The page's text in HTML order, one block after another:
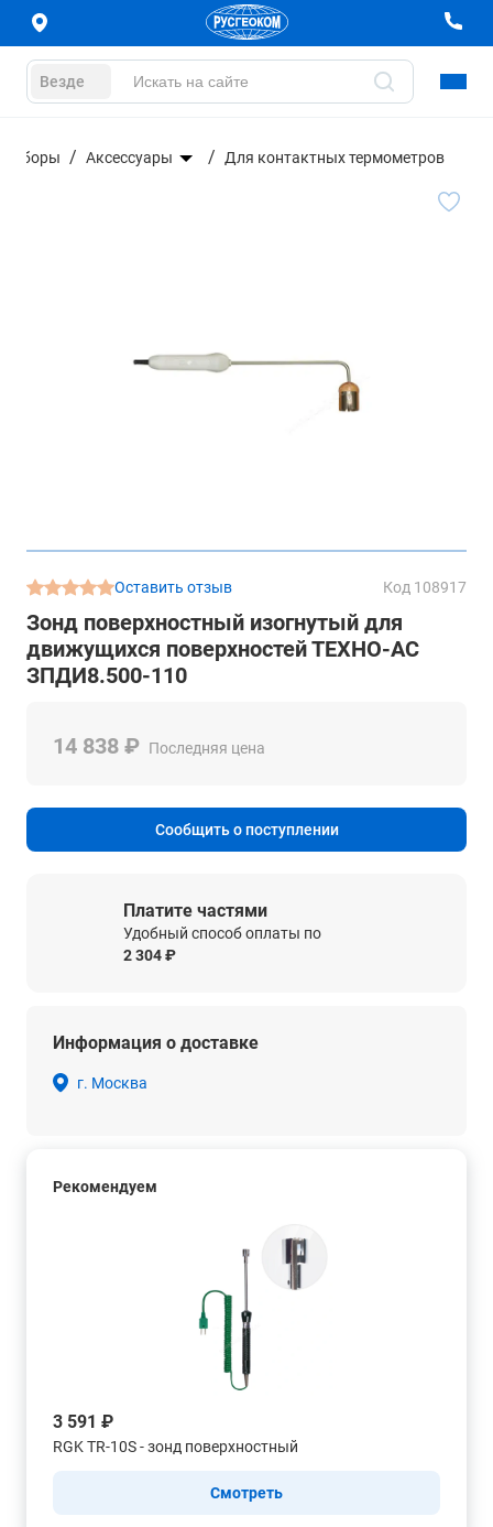
Везде
Аксессуары Для контактных термометров
Оставить отзыв Код 108917
Зонд поверхностный изогнутый для
движущихся поверхностей ТЕХНО-АС
ЗПДИ8.500-110
14 838 ₽ Последняя цена
Сообщить о поступлении
Платите частями
Удобный способ оплаты по
2 304 ₽
Информация о доставке
г. Москва
Рекомендуем
3 591 ₽
RGK TR-10S - зонд поверхностный
Смотреть